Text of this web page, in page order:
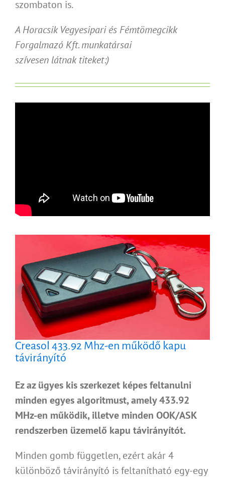
szombaton is.
A Horacsik Vegyesipari és Fémtömegcikk
Forgalmazó Kft. munkatársai
szívesen látnak titeket:)
Creasol 433.92 Mhz-en működő kapu
távirányító
Ez az ügyes kis szerkezet képes feltanulni
minden egyes algoritmust, amely 433.92
MHz-en működik, illetve minden OOK/ASK
rendszerben üzemelő kapu távirányítót.
Minden gomb független, ezért akár 4
különböző távirányító is feltanítható egy-egy